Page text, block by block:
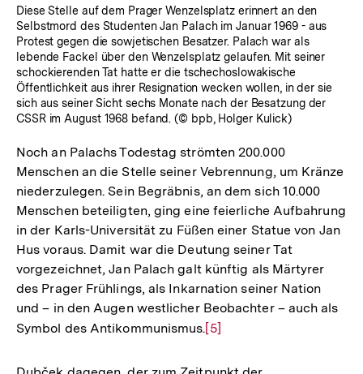
Diese Stelle auf dem Prager Wenzelsplatz erinnert an den
Selbstmord des Studenten Jan Palach im Januar 1969 - aus
Protest gegen die sowjetischen Besatzer. Palach war als
lebende Fackel über den Wenzelsplatz gelaufen. Mit seiner
schockierenden Tat hatte er die tschechoslowakische
Öffentlichkeit aus ihrer Resignation wecken wollen, in der sie
sich aus seiner Sicht sechs Monate nach der Besatzung der
CSSR im August 1968 befand. (© bpb, Holger Kulick)
Noch an Palachs Todestag strömten 200.000
Menschen an die Stelle seiner Vebrennung, um Kränze
niederzulegen. Sein Begräbnis, an dem sich 10.000
Menschen beteiligten, ging eine feierliche Aufbahrung
in der Karls-Universität zu Füßen einer Statue von Jan
Hus voraus. Damit war die Deutung seiner Tat
vorgezeichnet, Jan Palach galt künftig als Märtyrer
des Prager Frühlings, als Inkarnation seiner Nation
und – in den Augen westlicher Beobachter – auch als
Symbol des Antikommunismus.Zur
der
[5]